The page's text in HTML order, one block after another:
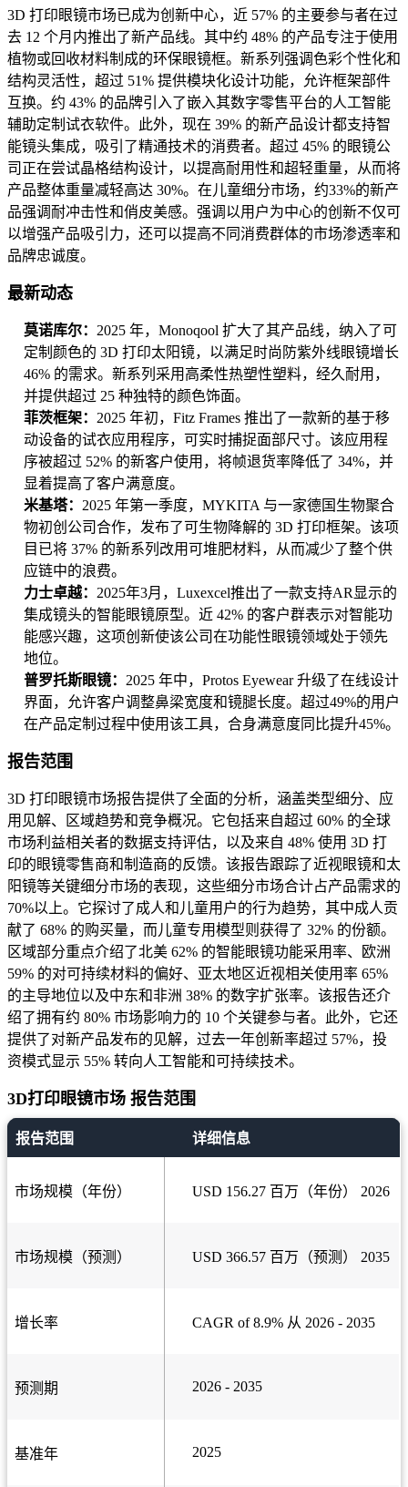
3D 打印眼镜市场已成为创新中心，近 57% 的主要参与者在过
去 12 个月内推出了新产品线。其中约 48% 的产品专注于使用
植物或回收材料制成的环保眼镜框。新系列强调色彩个性化和
结构灵活性，超过 51% 提供模块化设计功能，允许框架部件
互换。约 43% 的品牌引入了嵌入其数字零售平台的人工智能
辅助定制试衣软件。此外，现在 39% 的新产品设计都支持智
能镜头集成，吸引了精通技术的消费者。超过 45% 的眼镜公
司正在尝试晶格结构设计，以提高耐用性和超轻重量，从而将
产品整体重量减轻高达 30%。在儿童细分市场，约33%的新产
品强调耐冲击性和俏皮美感。强调以用户为中心的创新不仅可
以增强产品吸引力，还可以提高不同消费群体的市场渗透率和
品牌忠诚度。
最新动态
莫诺库尔： 2025 年，Monoqool 扩大了其产品线，纳入了可
定制颜色的 3D 打印太阳镜，以满足时尚防紫外线眼镜增长
46% 的需求。新系列采用高柔性热塑性塑料，经久耐用，
并提供超过 25 种独特的颜色饰面。
菲茨框架： 2025 年初，Fitz Frames 推出了一款新的基于移
动设备的试衣应用程序，可实时捕捉面部尺寸。该应用程
序被超过 52% 的新客户使用，将帧退货率降低了 34%，并
显着提高了客户满意度。
米基塔： 2025 年第一季度，MYKITA 与一家德国生物聚合
物初创公司合作，发布了可生物降解的 3D 打印框架。该项
目已将 37% 的新系列改用可堆肥材料，从而减少了整个供
应链中的浪费。
力士卓越： 2025年3月，Luxexcel推出了一款支持AR显示的
集成镜头的智能眼镜原型。近 42% 的客户群表示对智能功
能感兴趣，这项创新使该公司在功能性眼镜领域处于领先
地位。
普罗托斯眼镜： 2025 年中，Protos Eyewear 升级了在线设计
界面，允许客户调整鼻梁宽度和镜腿长度。超过49%的用户
在产品定制过程中使用该工具，合身满意度同比提升45%。
报告范围
3D 打印眼镜市场报告提供了全面的分析，涵盖类型细分、应
用见解、区域趋势和竞争概况。它包括来自超过 60% 的全球
市场利益相关者的数据支持评估，以及来自 48% 使用 3D 打
印的眼镜零售商和制造商的反馈。该报告跟踪了近视眼镜和太
阳镜等关键细分市场的表现，这些细分市场合计占产品需求的
70%以上。它探讨了成人和儿童用户的行为趋势，其中成人贡
献了 68% 的购买量，而儿童专用模型则获得了 32% 的份额。
区域部分重点介绍了北美 62% 的智能眼镜功能采用率、欧洲
59% 的对可持续材料的偏好、亚太地区近视相关使用率 65%
的主导地位以及中东和非洲 38% 的数字扩张率。该报告还介
绍了拥有约 80% 市场影响力的 10 个关键参与者。此外，它还
提供了对新产品发布的见解，过去一年创新率超过 57%，投
资模式显示 55% 转向人工智能和可持续技术。
3D打印眼镜市场 报告范围
报告范围 详细信息
市场规模（年份） USD 156.27 百万（年份） 2026
市场规模（预测） USD 366.57 百万（预测） 2035
增长率 CAGR of 8.9% 从 2026 - 2035
预测期 2026 - 2035
基准年 2025